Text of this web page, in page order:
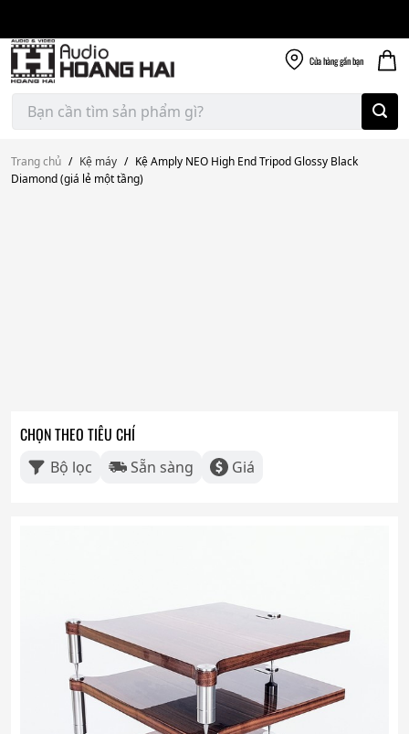
content
Cửa hànggần bạn
Tìm
kiếm:
Trang chủ / Kệ máy / Kệ Amply NEO High End Tripod Glossy Black
Diamond (giá lẻ một tầng)
CHỌN THEO TIÊU CHÍ
Bộ lọc Sẵn sàng Giá